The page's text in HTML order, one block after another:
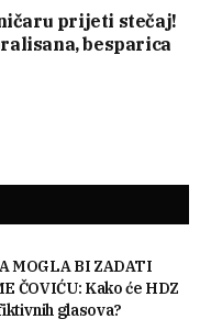
prijeti stečaj!
besparica
MOGLA BI ZADATI
ČOVIĆU: Kako će HDZ
glasova?